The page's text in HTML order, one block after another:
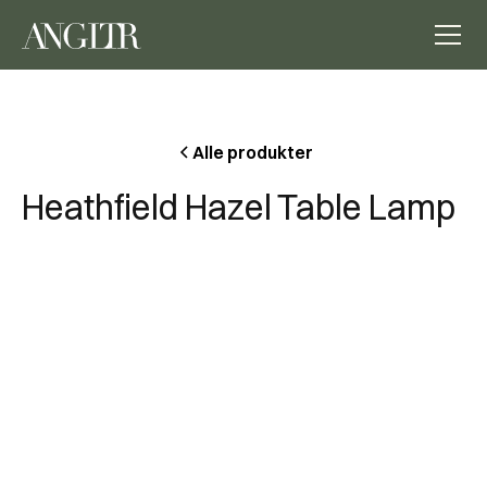
Alle produkter
Heathfield Hazel Table Lamp